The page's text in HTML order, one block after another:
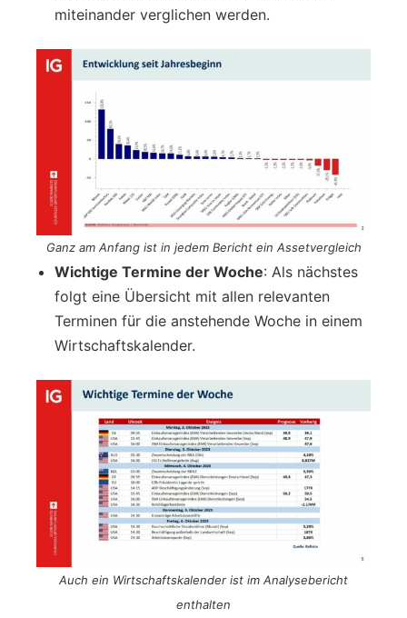
miteinander verglichen werden.
Ganz am Anfang ist in jedem Bericht ein Assetvergleich
Wichtige Termine der Woche: Als nächstes
folgt eine Übersicht mit allen relevanten
Terminen für die anstehende Woche in einem
Wirtschaftskalender.
Auch ein Wirtschaftskalender ist im Analysebericht
enthalten